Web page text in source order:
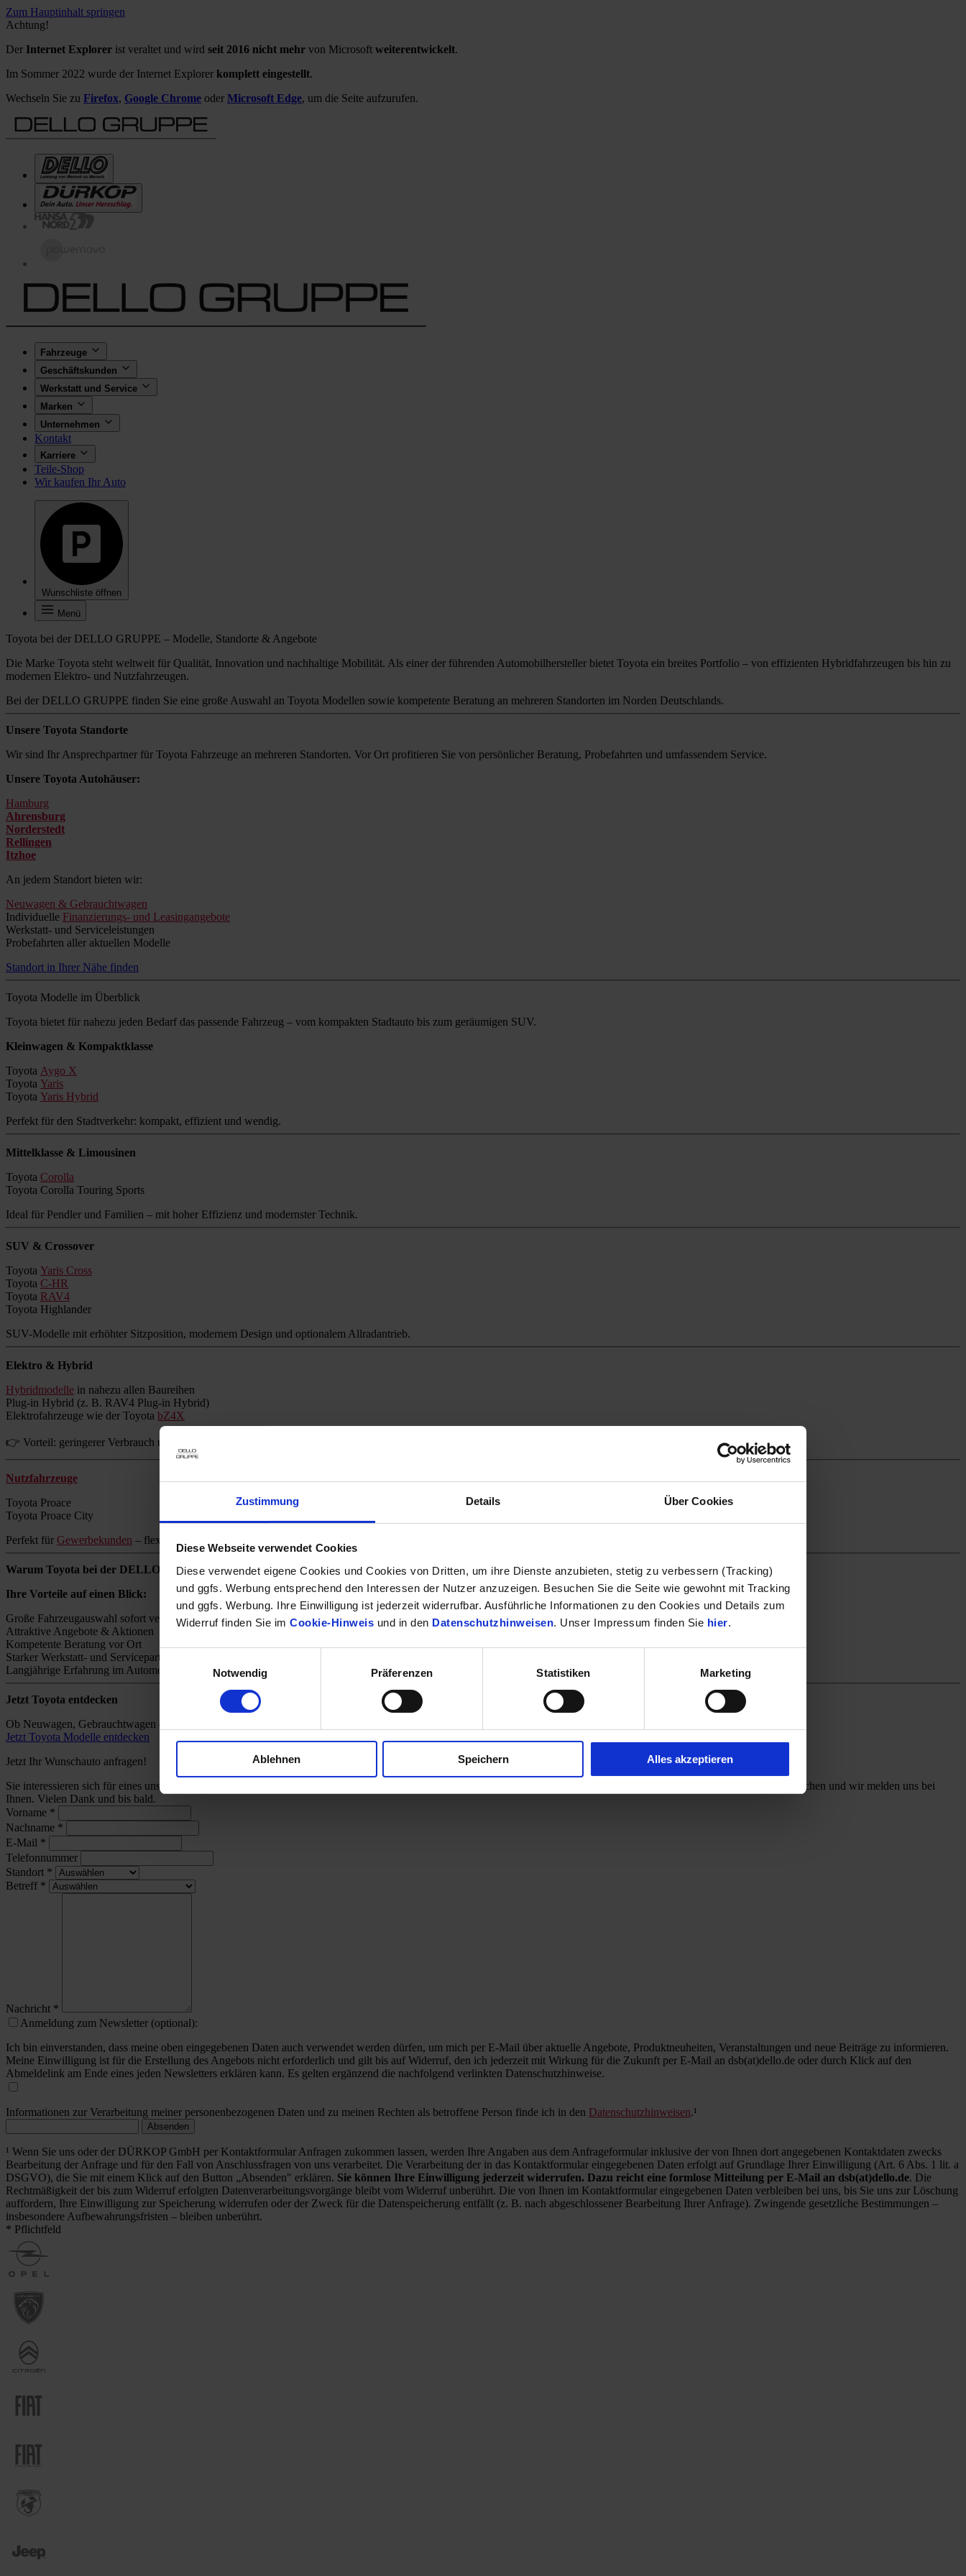
Zustimmung Details Über Cookies
Diese Webseite verwendet Cookies
Diese verwendet eigene Cookies und Cookies von Dritten, um ihre Dienste anzubieten, stetig zu verbessern (Tracking)
und ggfs. Werbung entsprechend den Interessen der Nutzer anzuzeigen. Besuchen Sie die Seite wie gewohnt mit Tracking
und ggfs. Werbung. Ihre Einwilligung ist jederzeit widerrufbar. Ausführliche Informationen zu den Cookies und Details zum
Widerruf finden Sie im Cookie-Hinweis und in den Datenschutzhinweisen. Unser Impressum finden Sie hier.
Einwilligungsauswahl
Notwendig
Präferenzen Statistiken Marketing
Ablehnen Speichern Alles akzeptieren
Zum Hauptinhalt springen
Achtung!
Der Internet Explorer ist veraltet und wird seit 2016 nicht mehr von Microsoft weiterentwickelt.
Im Sommer 2022 wurde der Internet Explorer komplett eingestellt.
Wechseln Sie zu Firefox, Google Chrome oder Microsoft Edge, um die Seite aufzurufen.
Fahrzeuge
Geschäftskunden
Werkstatt und Service
Marken
Unternehmen
Kontakt
Karriere
Teile-Shop
Wir kaufen Ihr Auto
Wunschliste öffnen
Menü
Toyota bei der DELLO GRUPPE – Modelle, Standorte & Angebote
Die Marke Toyota steht weltweit für Qualität, Innovation und nachhaltige Mobilität. Als einer der führenden Automobilhersteller bietet Toyota ein breites Portfolio – von effizienten Hybridfahrzeugen bis hin zu
modernen Elektro- und Nutzfahrzeugen.
Bei der DELLO GRUPPE finden Sie eine große Auswahl an Toyota Modellen sowie kompetente Beratung an mehreren Standorten im Norden Deutschlands.
Unsere Toyota Standorte
Wir sind Ihr Ansprechpartner für Toyota Fahrzeuge an mehreren Standorten. Vor Ort profitieren Sie von persönlicher Beratung, Probefahrten und umfassendem Service.
Unsere Toyota Autohäuser:
Hamburg
Ahrensburg
Norderstedt
Rellingen
Itzhoe
An jedem Standort bieten wir:
Neuwagen & Gebrauchtwagen
Individuelle Finanzierungs- und Leasingangebote
Werkstatt- und Serviceleistungen
Probefahrten aller aktuellen Modelle
Standort in Ihrer Nähe finden
Toyota Modelle im Überblick
Toyota bietet für nahezu jeden Bedarf das passende Fahrzeug – vom kompakten Stadtauto bis zum geräumigen SUV.
Kleinwagen & Kompaktklasse
Toyota Aygo X
Toyota Yaris
Toyota Yaris Hybrid
Perfekt für den Stadtverkehr: kompakt, effizient und wendig.
Mittelklasse & Limousinen
Toyota Corolla
Toyota Corolla Touring Sports
Ideal für Pendler und Familien – mit hoher Effizienz und modernster Technik.
SUV & Crossover
Toyota Yaris Cross
Toyota C-HR
Toyota RAV4
Toyota Highlander
SUV-Modelle mit erhöhter Sitzposition, modernem Design und optionalem Allradantrieb.
Elektro & Hybrid
Hybridmodelle in nahezu allen Baureihen
Plug-in Hybrid (z. B. RAV4 Plug-in Hybrid)
Elektrofahrzeuge wie der Toyota bZ4X
👉 Vorteil: geringerer Verbrauch und reduzierte Emissionen ohne Reichweitenangst.
Nutzfahrzeuge
Toyota Proace
Toyota Proace City
Perfekt für Gewerbekunden – flexibel, zuverlässig und wirtschaftlich.
Warum Toyota bei der DELLO GRUPPE kaufen?
Ihre Vorteile auf einen Blick:
Große Fahrzeugauswahl sofort verfügbar
Attraktive Angebote & Aktionen
Kompetente Beratung vor Ort
Starker Werkstatt- und Servicepartner
Langjährige Erfahrung im Automobilhandel
Jetzt Toyota entdecken
Ob Neuwagen, Gebrauchtwagen oder individuelles Angebot – bei uns finden Sie Ihr passendes Toyota Fahrzeug.
Jetzt Toyota Modelle entdecken
Jetzt Ihr Wunschauto anfragen!
Sie interessieren sich für eines unserer Toyota-Modelle und wünschen eine Kontaktaufnahme? Sehr gerne! Teilen Sie uns einfach im Betreff mit, welchen Kontaktweg Sie wünschen und wir melden uns bei
Ihnen. Vielen Dank und bis bald.
Vorname *
Nachname *
E-Mail *
Telefonnummer
Standort *
Betreff *
Nachricht *
Anmeldung zum Newsletter (optional):
Ich bin einverstanden, dass meine oben eingegebenen Daten auch verwendet werden dürfen, um mich per E-Mail über aktuelle Angebote, Produktneuheiten, Veranstaltungen und neue Beiträge zu informieren.
Meine Einwilligung ist für die Erstellung des Angebots nicht erforderlich und gilt bis auf Widerruf, den ich jederzeit mit Wirkung für die Zukunft per E-Mail an dsb(at)dello.de oder durch Klick auf den
Abmeldelink am Ende eines jeden Newsletters erklären kann. Es gelten ergänzend die nachfolgend verlinkten Datenschutzhinweise.
Informationen zur Verarbeitung meiner personenbezogenen Daten und zu meinen Rechten als betroffene Person finde ich in den Datenschutzhinweisen.¹
Absenden
¹ Wenn Sie uns oder der DÜRKOP GmbH per Kontaktformular Anfragen zukommen lassen, werden Ihre Angaben aus dem Anfrageformular inklusive der von Ihnen dort angegebenen Kontaktdaten zwecks
Bearbeitung der Anfrage und für den Fall von Anschlussfragen von uns verarbeitet. Die Verarbeitung der in das Kontaktformular eingegebenen Daten erfolgt auf Grundlage Ihrer Einwilligung (Art. 6 Abs. 1 lit. a
DSGVO), die Sie mit einem Klick auf den Button „Absenden" erklären. Sie können Ihre Einwilligung jederzeit widerrufen. Dazu reicht eine formlose Mitteilung per E-Mail an dsb(at)dello.de. Die
Rechtmäßigkeit der bis zum Widerruf erfolgten Datenverarbeitungsvorgänge bleibt vom Widerruf unberührt. Die von Ihnen im Kontaktformular eingegebenen Daten verbleiben bei uns, bis Sie uns zur Löschung
auffordern, Ihre Einwilligung zur Speicherung widerrufen oder der Zweck für die Datenspeicherung entfällt (z. B. nach abgeschlossener Bearbeitung Ihrer Anfrage). Zwingende gesetzliche Bestimmungen –
insbesondere Aufbewahrungsfristen – bleiben unberührt.
* Pflichtfeld